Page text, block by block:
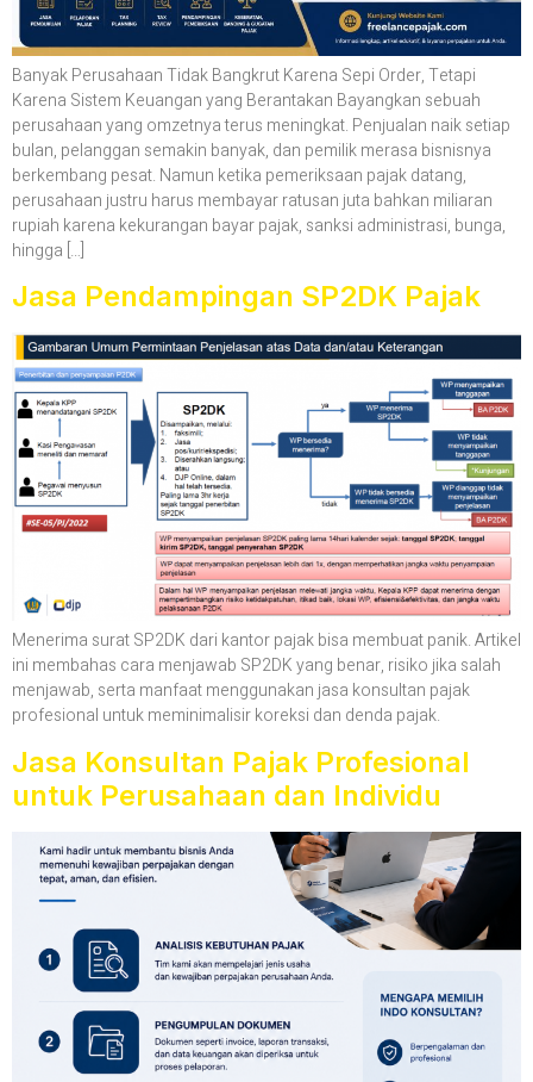
Banyak Perusahaan Tidak Bangkrut Karena Sepi Order, Tetapi
Karena Sistem Keuangan yang Berantakan Bayangkan sebuah
perusahaan yang omzetnya terus meningkat. Penjualan naik setiap
bulan, pelanggan semakin banyak, dan pemilik merasa bisnisnya
berkembang pesat. Namun ketika pemeriksaan pajak datang,
perusahaan justru harus membayar ratusan juta bahkan miliaran
rupiah karena kekurangan bayar pajak, sanksi administrasi, bunga,
hingga […]
Jasa Pendampingan SP2DK Pajak
Menerima surat SP2DK dari kantor pajak bisa membuat panik. Artikel
ini membahas cara menjawab SP2DK yang benar, risiko jika salah
menjawab, serta manfaat menggunakan jasa konsultan pajak
profesional untuk meminimalisir koreksi dan denda pajak.
Jasa Konsultan Pajak Profesional
untuk Perusahaan dan Individu